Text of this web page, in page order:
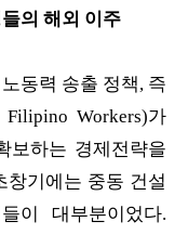
의 해외 이주
동력 송출 정책, 즉
Filipino Workers)가
보하는 경제전략을
창기에는 중동 건설
이 대부분이었다.